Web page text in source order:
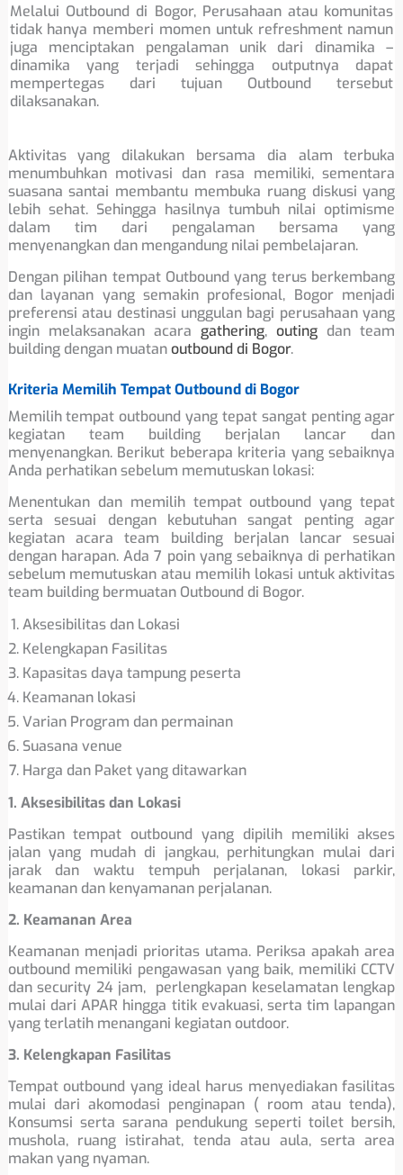
Melalui Outbound di Bogor, Perusahaan atau komunitas
tidak hanya memberi momen untuk refreshment namun
juga menciptakan pengalaman unik dari dinamika –
dinamika yang terjadi sehingga outputnya dapat
mempertegas dari tujuan Outbound tersebut
dilaksanakan.
Aktivitas yang dilakukan bersama dia alam terbuka
menumbuhkan motivasi dan rasa memiliki, sementara
suasana santai membantu membuka ruang diskusi yang
lebih sehat. Sehingga hasilnya tumbuh nilai optimisme
dalam tim dari pengalaman bersama yang
menyenangkan dan mengandung nilai pembelajaran.
Dengan pilihan tempat Outbound yang terus berkembang
dan layanan yang semakin profesional, Bogor menjadi
preferensi atau destinasi unggulan bagi perusahaan yang
ingin melaksanakan acara gathering,outing dan team
building dengan muatanoutbound di Bogor.
Kriteria Memilih Tempat Outbound di Bogor
Memilih tempat outbound yang tepat sangat penting agar
kegiatan team building berjalan lancar dan
menyenangkan. Berikut beberapa kriteria yang sebaiknya
Anda perhatikan sebelum memutuskan lokasi:
Menentukan dan memilih tempat outbound yang tepat
serta sesuai dengan kebutuhan sangat penting agar
kegiatan acara team building berjalan lancar sesuai
dengan harapan. Ada 7 poin yang sebaiknya di perhatikan
sebelum memutuskan atau memilih lokasi untuk aktivitas
team building bermuatan Outbound di Bogor.
Aksesibilitas dan Lokasi
Kelengkapan Fasilitas
Kapasitas daya tampung peserta
Keamanan lokasi
Varian Program dan permainan
Suasana venue
Harga dan Paket yang ditawarkan
1. Aksesibilitas dan Lokasi
Pastikan tempat outbound yang dipilih memiliki akses
jalan yang mudah di jangkau, perhitungkan mulai dari
jarak dan waktu tempuh perjalanan, lokasi parkir,
keamanan dan kenyamanan perjalanan.
2. Keamanan Area
Keamanan menjadi prioritas utama. Periksa apakah area
outbound memiliki pengawasan yang baik, memiliki CCTV
dan security 24 jam, perlengkapan keselamatan lengkap
mulai dari APAR hingga titik evakuasi, serta tim lapangan
yang terlatih menangani kegiatan outdoor.
3. Kelengkapan Fasilitas
Tempat outbound yang ideal harus menyediakan fasilitas
mulai dari akomodasi penginapan ( room atau tenda),
Konsumsi serta sarana pendukung seperti toilet bersih,
mushola, ruang istirahat, tenda atau aula, serta area
makan yang nyaman.